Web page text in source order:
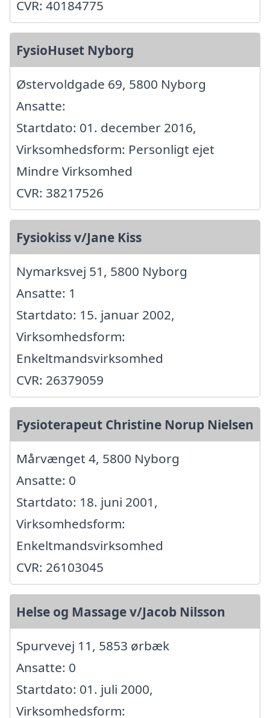
CVR: 40184775
FysioHuset Nyborg
Østervoldgade 69, 5800 Nyborg
Ansatte:
Startdato: 01. december 2016,
Virksomhedsform: Personligt ejet
Mindre Virksomhed
CVR: 38217526
Fysiokiss v/Jane Kiss
Nymarksvej 51, 5800 Nyborg
Ansatte: 1
Startdato: 15. januar 2002,
Virksomhedsform:
Enkeltmandsvirksomhed
CVR: 26379059
Fysioterapeut Christine Norup Nielsen
Mårvænget 4, 5800 Nyborg
Ansatte: 0
Startdato: 18. juni 2001,
Virksomhedsform:
Enkeltmandsvirksomhed
CVR: 26103045
Helse og Massage v/Jacob Nilsson
Spurvevej 11, 5853 ørbæk
Ansatte: 0
Startdato: 01. juli 2000,
Virksomhedsform: